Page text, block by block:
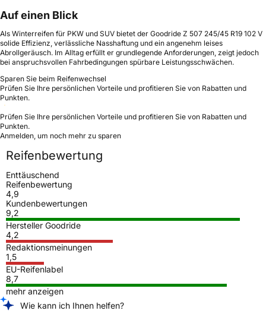
Auf einen Blick
Als Winterreifen für PKW und SUV bietet der Goodride Z 507 245/45 R19 102 V
solide Effizienz, verlässliche Nasshaftung und ein angenehm leises
Abrollgeräusch. Im Alltag erfüllt er grundlegende Anforderungen, zeigt jedoch
bei anspruchsvollen Fahrbedingungen spürbare Leistungsschwächen.
Sparen Sie beim Reifenwechsel
Prüfen Sie Ihre persönlichen Vorteile und profitieren Sie von Rabatten und
Punkten.
Prüfen Sie Ihre persönlichen Vorteile und profitieren Sie von Rabatten und
Punkten.
Anmelden, um noch mehr zu sparen
Reifenbewertung
Enttäuschend
Reifenbewertung
4,9
Kundenbewertungen
9,2
Hersteller Goodride
4,2
Redaktionsmeinungen
1,5
EU-Reifenlabel
8,7
mehr anzeigen
Wie kann ich Ihnen helfen?